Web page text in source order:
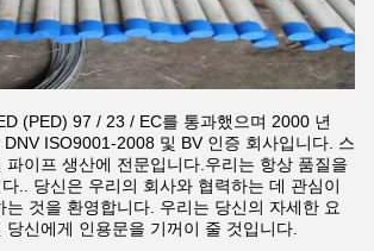
(PED) 97 / 23 / EC를 통과했으며 2000 년
ISO9001-2008 및 BV 인증 회사입니다. 스
파이프 생산에 전문입니다.우리는 항상 품질을
.. 당신은 우리의 회사와 협력하는 데 관심이
는 것을 환영합니다. 우리는 당신의 자세한 요
당신에게 인용문을 기꺼이 줄 것입니다.